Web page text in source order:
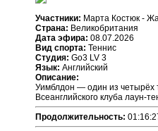
Участники: Марта Костюк -
Страна: Великобритания
Дата эфира: 08.07.2026
Вид спорта: Теннис
Студия: Go3 LV 3
Язык: Английский
Описание:
Уимблдон — один из четырёх
Всеанглийского клуба лаун-
Продолжительность: